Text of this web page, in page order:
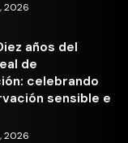
2026
años del
de
celebrando
sensible e
2026